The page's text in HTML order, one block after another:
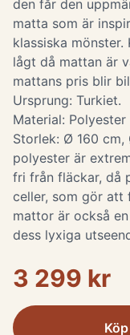
den får den
matta som är
klassiska
lågt då mattan är
mattans pris blir
Ursprung:
Material:
Storlek: Ø 160 cm,
polyester är
fri från fläckar, då
celler, som gör att
mattor är också
dess lyxiga
3 299 kr